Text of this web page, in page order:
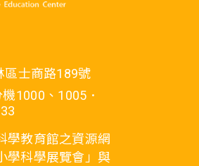
區士商路189號
1000、1005．
學教育館之資源網
學科學展覽會」與